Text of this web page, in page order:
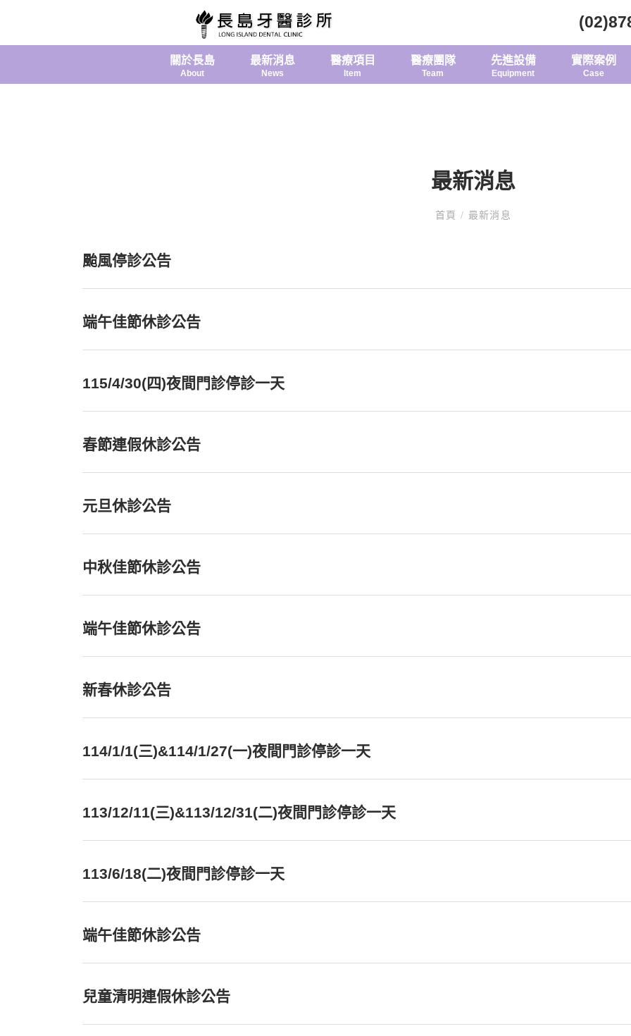
關於長島
About
最新消息
News
醫療項目
Item
醫療團隊
Team
先進設備
Equipment
實際案例
Case
最新消息
首頁 / 最新消息
颱風停診公告
端午佳節休診公告
115/4/30(四)夜間門診停診一天
春節連假休診公告
元旦休診公告
中秋佳節休診公告
端午佳節休診公告
新春休診公告
114/1/1(三)&114/1/27(一)夜間門診停診一天
113/12/11(三)&113/12/31(二)夜間門診停診一天
113/6/18(二)夜間門診停診一天
端午佳節休診公告
兒童清明連假休診公告